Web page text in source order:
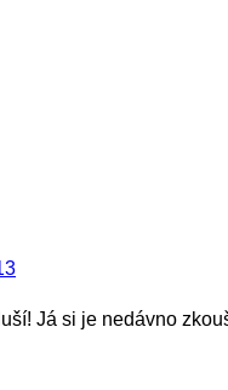
Já si je nedávno